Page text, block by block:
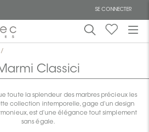
SE CONNECTER
/
Classici
toute la splendeur des marbres précieux les
collection intemporelle, gage d’un design
est d’une élégance tout simplement
sans égale.